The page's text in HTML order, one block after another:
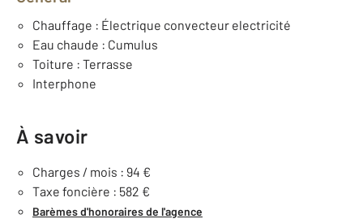
Chauffage : Électrique convecteur electricité
Eau chaude : Cumulus
Toiture : Terrasse
Interphone
À savoir
Charges / mois : 94 €
Taxe foncière : 582 €
Barèmes d'honoraires de l'agence